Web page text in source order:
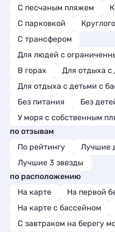
С песчаным пляжем
С парковкой
С трансфером
Для людей с
В горах
Для отдыха с
Для отдыха с детьми с
Без питания
Без
У моря с собственным
по отзывам
По рейтингу
Лучшие
Лучшие 3 звезды
по расположению
На карте
На первой
На карте с бассейном
С завтраком на берегу